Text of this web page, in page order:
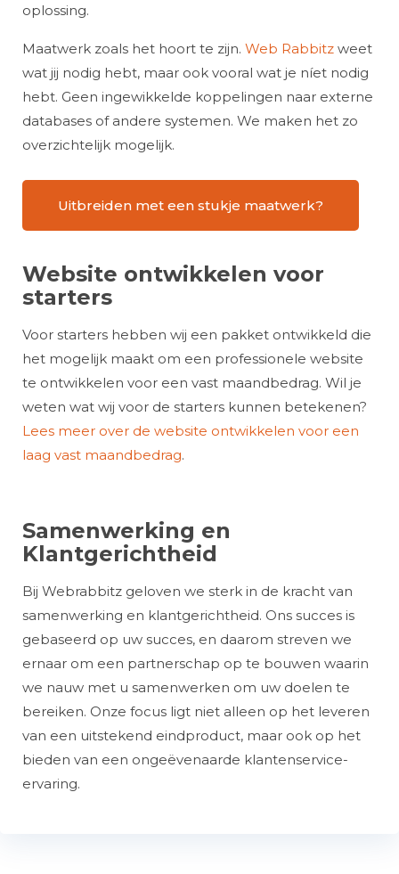
oplossing.
Maatwerk zoals het hoort te zijn. Web Rabbitz weet
wat jij nodig hebt, maar ook vooral wat je níet nodig
hebt. Geen ingewikkelde koppelingen naar externe
databases of andere systemen. We maken het zo
overzichtelijk mogelijk.
Uitbreiden met een stukje maatwerk?
Website ontwikkelen voor
starters
Voor starters hebben wij een pakket ontwikkeld die
het mogelijk maakt om een professionele website
te ontwikkelen voor een vast maandbedrag. Wil je
weten wat wij voor de starters kunnen betekenen?
Lees meer over de website ontwikkelen voor een
laag vast maandbedrag.
Samenwerking en
Klantgerichtheid
Bij Webrabbitz geloven we sterk in de kracht van
samenwerking en klantgerichtheid. Ons succes is
gebaseerd op uw succes, en daarom streven we
ernaar om een partnerschap op te bouwen waarin
we nauw met u samenwerken om uw doelen te
bereiken. Onze focus ligt niet alleen op het leveren
van een uitstekend eindproduct, maar ook op het
bieden van een ongeëvenaarde klantenservice-
ervaring.